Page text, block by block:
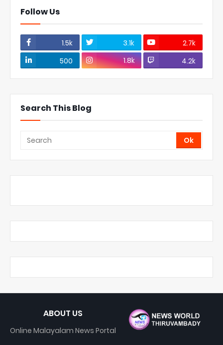
Follow Us
1.5k 3.1k
2.7k
500
1.8k 4.2k
Search This Blog
ABOUT US
Online Malayalam News Portal